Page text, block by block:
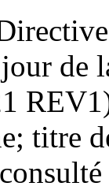
de
titre